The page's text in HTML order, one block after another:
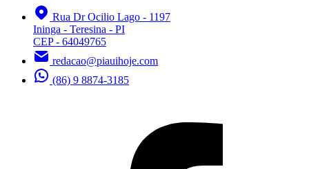
Rua Dr Ocilio Lago - 1197
Ininga - Teresina - PI
CEP - 64049765
redacao@piauihoje.com
(86) 9 8874-3185